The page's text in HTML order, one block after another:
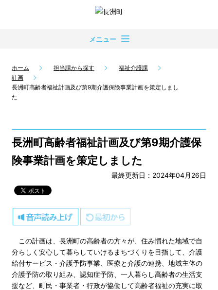
メニュー
ホーム 担当課から探す
福祉介護課
計画
長洲町高齢者福祉計画及び第9期介護保険事業計画を策定しまし
た
長洲町高齢者福祉計画及び第9期介護保
険事業計画を策定しました
最終更新日：2024年04月26日
この計画は、長洲町の高齢者の方々が、住み慣れた地域で自
分らしく安心して暮らしていけるまちづくりを目指して、介護
給付サービス・介護予防事業、医療と介護の連携、地域主体の
介護予防の取り組み、認知症予防、一人暮らし高齢者の生活支
援など、町民・事業者・行政が協働して高齢者福祉の充実に取